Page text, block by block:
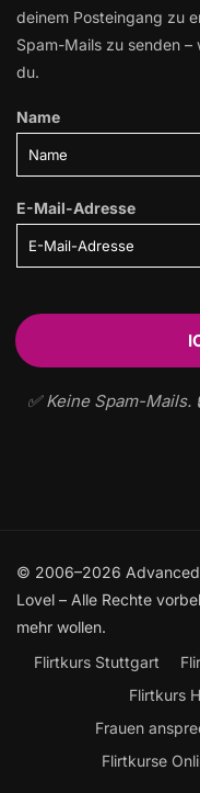
deinem Posteingang zu
Spam-Mails zu senden –
du.
Name
E-Mail-Adresse
✅ Keine Spam-
© 2006–2026
Lovel – Alle Rechte
mehr wollen.
Flirtkurs Stuttgart
Flirtkurs
Frauen
Flirtkurse